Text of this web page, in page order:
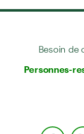
Besoin
Personnes-